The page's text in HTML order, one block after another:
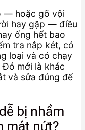
— hoặc gõ vội
hay gặp — điều
ống hết bao
tra nắp két, có
loại và có chạy
mới là khác
và sửa đúng để
bị nhầm
mát nứt?